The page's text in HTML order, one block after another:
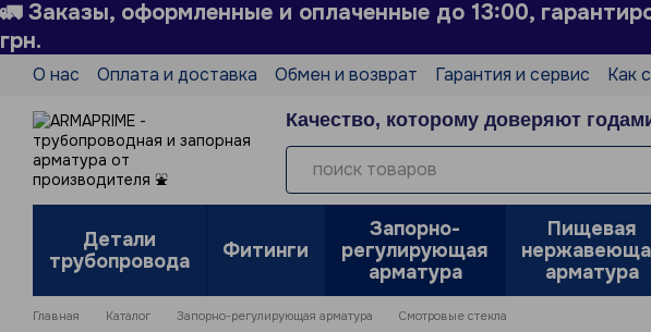
Перейти к основному контенту
🚛 Заказы, оформленные и оплаченные до 13:00,
грн.
О нас Оплата и доставка Обмен и возврат Гарантия и сервис Как
Политика конфиденциальности
Отзывы о магазине
Качество, которому доверяют
Детали
трубопровода
Фитинги
Запорно-
регулирующая
арматура
Пищевая
арматура
Главная Каталог Запорно-регулирующая арматура Смотровые стекла